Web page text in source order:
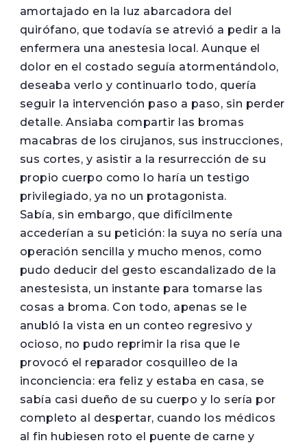
amortajado en la luz abarcadora del
quirófano, que todavía se atrevió a pedir a la
enfermera una anestesia local. Aunque el
dolor en el costado seguía atormentándolo,
deseaba verlo y continuarlo todo, quería
seguir la intervención paso a paso, sin perder
detalle. Ansiaba compartir las bromas
macabras de los cirujanos, sus instrucciones,
sus cortes, y asistir a la resurrección de su
propio cuerpo como lo haría un testigo
privilegiado, ya no un protagonista.
Sabía, sin embargo, que difícilmente
accederían a su petición: la suya no sería una
operación sencilla y mucho menos, como
pudo deducir del gesto escandalizado de la
anestesista, un instante para tomarse las
cosas a broma. Con todo, apenas se le
anubló la vista en un conteo regresivo y
ocioso, no pudo reprimir la risa que le
provocó el reparador cosquilleo de la
inconciencia: era feliz y estaba en casa, se
sabía casi dueño de su cuerpo y lo sería por
completo al despertar, cuando los médicos
al fin hubiesen roto el puente de carne y